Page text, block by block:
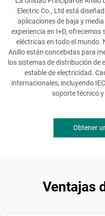
Electric Co., Ltd está
aplicaciones de baja y
experiencia en I+D,
eléctricas en todo el mundo.
Anillo están concebidas para
los sistemas de distribución
estable de electricidad.
internacionales, incluyendo
soporte técnico
Obtener
Ventajas